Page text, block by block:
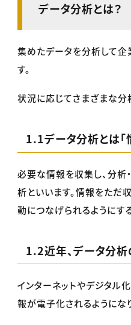
データ分析とは？
集めたデータを分析して
す。
状況に応じてさまざまな分
1.1データ分析とは「
必要な情報を収集し、分析
析といいます。情報をただ
動につなげられるようにす
1.2近年、データ分
インターネットやデジタル
報が電子化されるようにな